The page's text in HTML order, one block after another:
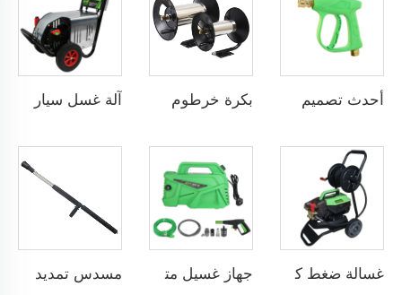
جهاز غسيل متعدد الوظائف محمول يدويًا بضغط عالٍ من سبيس لغسل السيارات ومعدات التنظيف بقوة 1800 واط وضغط 160 بار و8 لترات في الدقيقة، مضخة تنظيف كهربائية بالماء البارد مع محرك نحاسي تلقائي بالاستشعار